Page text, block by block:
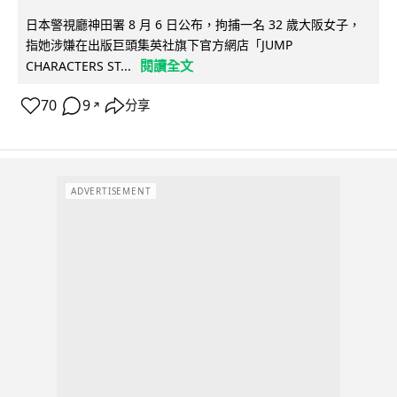
日本警視廳神田署 8 月 6 日公布，拘捕一名 32 歲大阪女子，
指她涉嫌在出版巨頭集英社旗下官方網店「JUMP
CHARACTERS ST...
閱讀全文
70 9 ↗ 分享
ADVERTISEMENT